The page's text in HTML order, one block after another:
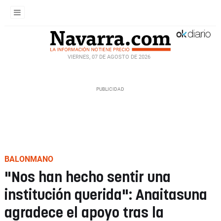
VIERNES, 07 DE AGOSTO DE 2026
BALONMANO
"Nos han hecho sentir una
institución querida": Anaitasuna
agradece el apoyo tras la